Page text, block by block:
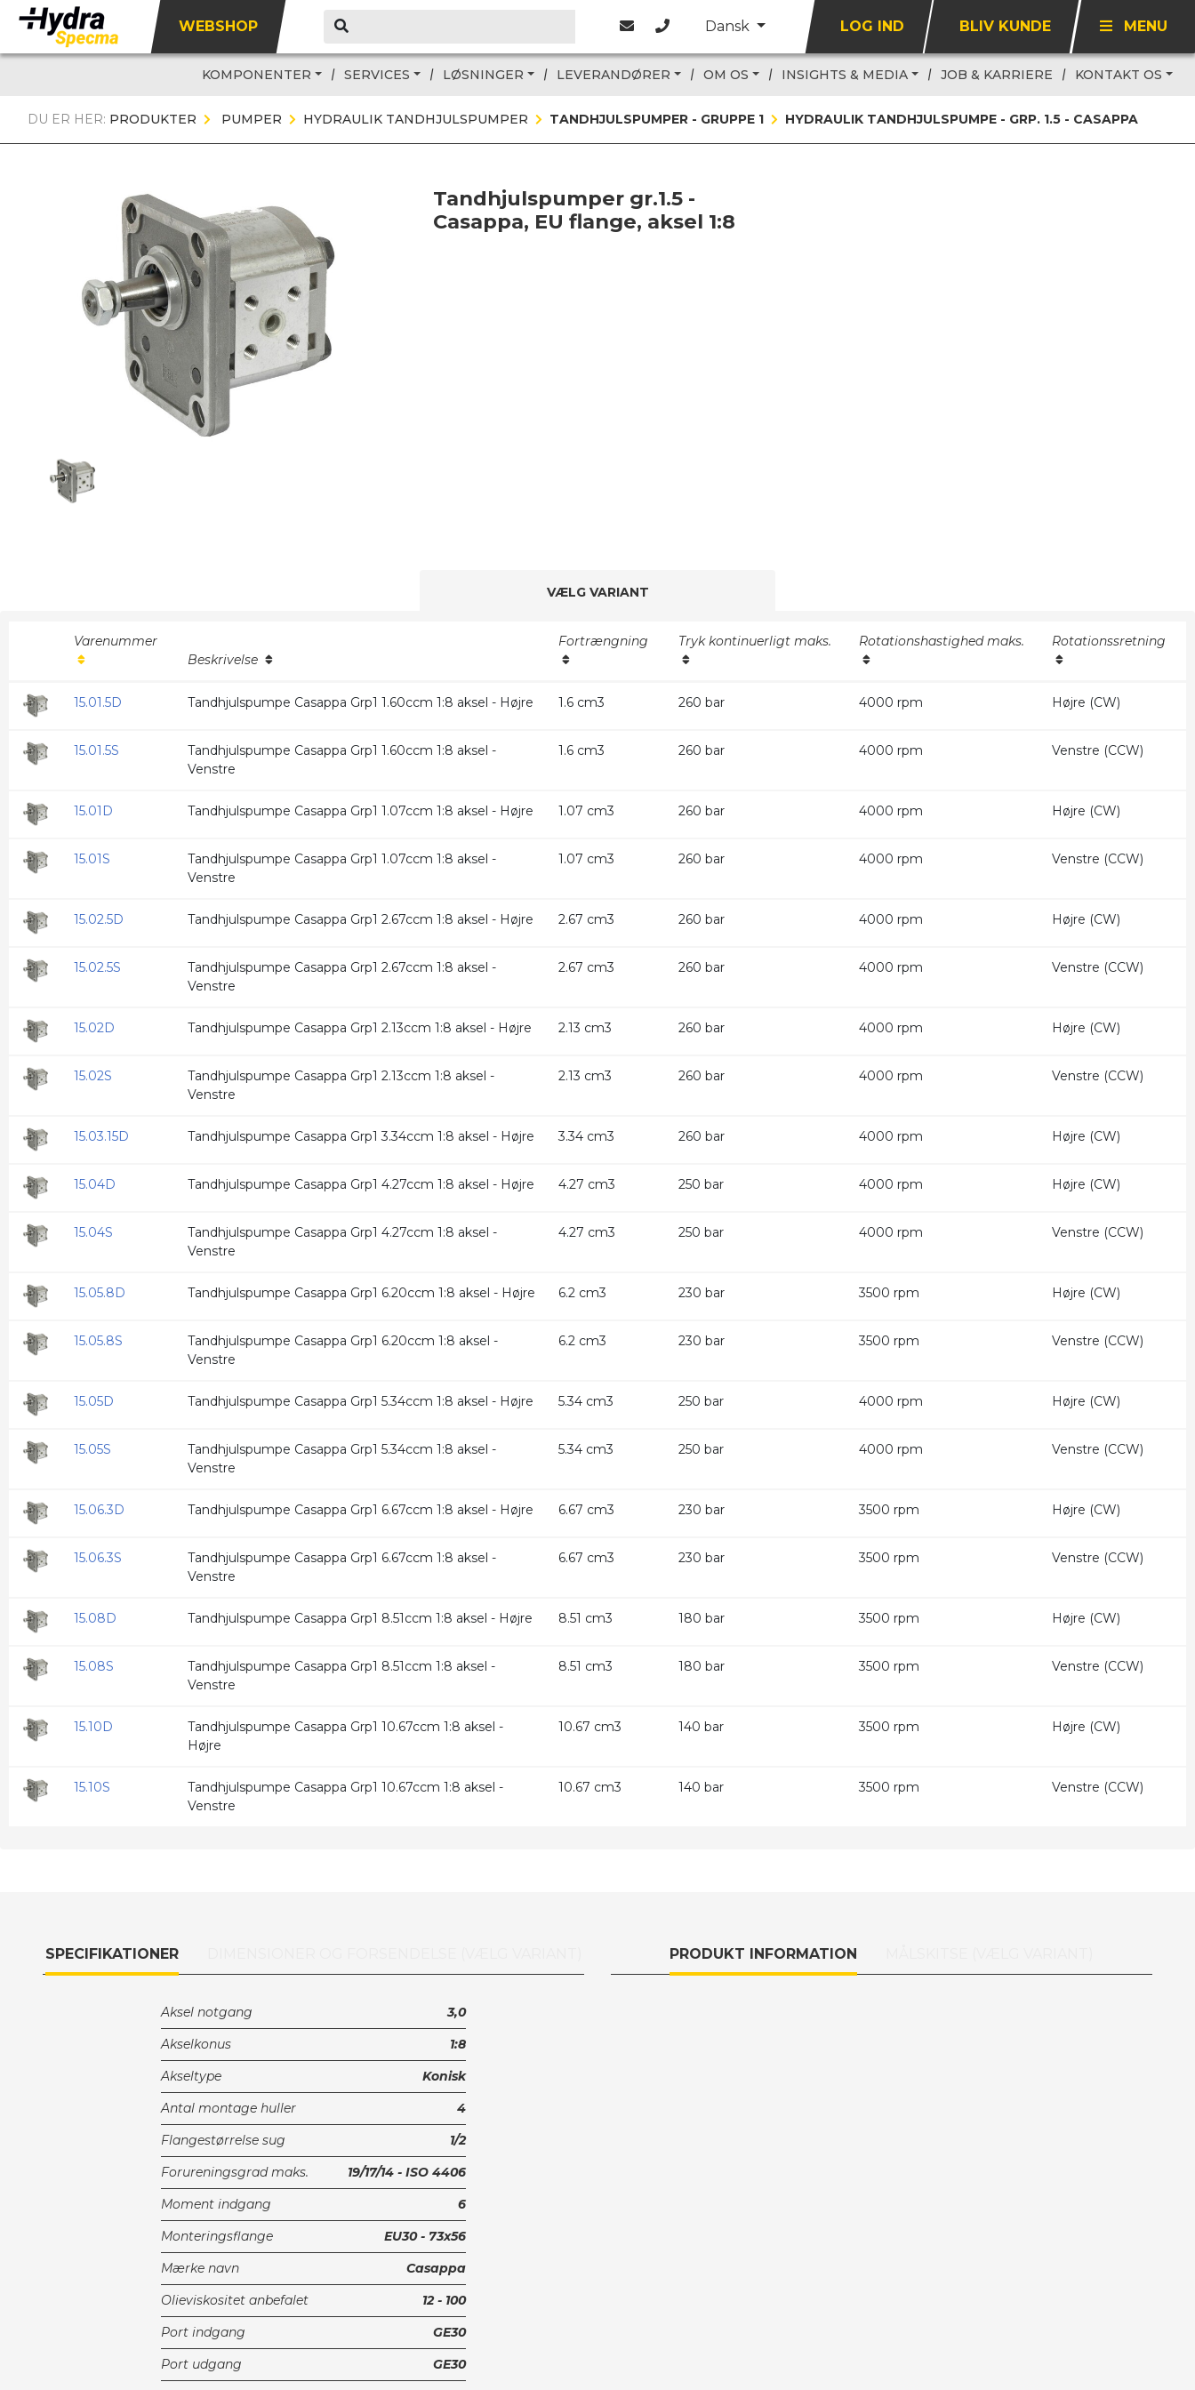
WEBSHOP Dansk LOG IND BLIV KUNDE MENU
KOMPONENTER SERVICES LØSNINGER LEVERANDØRER OM OS INSIGHTS & MEDIA JOB & KARRIERE KONTAKT OS
DU ER HER: PRODUKTER PUMPER HYDRAULIK TANDHJULSPUMPER TANDHJULSPUMPER - GRUPPE 1 HYDRAULIK TANDHJULSPUMPE - GRP. 1.5 - CASAPPA
Tandhjulspumper gr.1.5 -
Casappa, EU flange, aksel 1:8
VÆLG VARIANT
Varenummer
Beskrivelse
Fortrængning Tryk kontinuerligt maks. Rotationshastighed maks. Rotationssretning
15.01.5D Tandhjulspumpe Casappa Grp1 1.60ccm 1:8 aksel - Højre 1.6 cm3 260 bar 4000 rpm Højre (CW)
15.01.5S
Tandhjulspumpe Casappa Grp1 1.60ccm 1:8 aksel -
Venstre
1.6 cm3 260 bar 4000 rpm Venstre (CCW)
15.01D Tandhjulspumpe Casappa Grp1 1.07ccm 1:8 aksel - Højre 1.07 cm3 260 bar 4000 rpm Højre (CW)
15.01S
Tandhjulspumpe Casappa Grp1 1.07ccm 1:8 aksel -
Venstre
1.07 cm3 260 bar 4000 rpm Venstre (CCW)
15.02.5D Tandhjulspumpe Casappa Grp1 2.67ccm 1:8 aksel - Højre 2.67 cm3 260 bar 4000 rpm Højre (CW)
15.02.5S
Tandhjulspumpe Casappa Grp1 2.67ccm 1:8 aksel -
Venstre
2.67 cm3 260 bar 4000 rpm Venstre (CCW)
15.02D Tandhjulspumpe Casappa Grp1 2.13ccm 1:8 aksel - Højre 2.13 cm3 260 bar 4000 rpm Højre (CW)
15.02S
Tandhjulspumpe Casappa Grp1 2.13ccm 1:8 aksel -
Venstre
2.13 cm3 260 bar 4000 rpm Venstre (CCW)
15.03.15D Tandhjulspumpe Casappa Grp1 3.34ccm 1:8 aksel - Højre 3.34 cm3 260 bar 4000 rpm Højre (CW)
15.04D Tandhjulspumpe Casappa Grp1 4.27ccm 1:8 aksel - Højre 4.27 cm3 250 bar 4000 rpm Højre (CW)
15.04S
Tandhjulspumpe Casappa Grp1 4.27ccm 1:8 aksel -
Venstre
4.27 cm3 250 bar 4000 rpm Venstre (CCW)
15.05.8D Tandhjulspumpe Casappa Grp1 6.20ccm 1:8 aksel - Højre 6.2 cm3 230 bar 3500 rpm Højre (CW)
15.05.8S
Tandhjulspumpe Casappa Grp1 6.20ccm 1:8 aksel -
Venstre
6.2 cm3 230 bar 3500 rpm Venstre (CCW)
15.05D Tandhjulspumpe Casappa Grp1 5.34ccm 1:8 aksel - Højre 5.34 cm3 250 bar 4000 rpm Højre (CW)
15.05S
Tandhjulspumpe Casappa Grp1 5.34ccm 1:8 aksel -
Venstre
5.34 cm3 250 bar 4000 rpm Venstre (CCW)
15.06.3D Tandhjulspumpe Casappa Grp1 6.67ccm 1:8 aksel - Højre 6.67 cm3 230 bar 3500 rpm Højre (CW)
15.06.3S
Tandhjulspumpe Casappa Grp1 6.67ccm 1:8 aksel -
Venstre
6.67 cm3 230 bar 3500 rpm Venstre (CCW)
15.08D Tandhjulspumpe Casappa Grp1 8.51ccm 1:8 aksel - Højre 8.51 cm3 180 bar 3500 rpm Højre (CW)
15.08S
Tandhjulspumpe Casappa Grp1 8.51ccm 1:8 aksel -
Venstre
8.51 cm3 180 bar 3500 rpm Venstre (CCW)
15.10D
Tandhjulspumpe Casappa Grp1 10.67ccm 1:8 aksel -
Højre
10.67 cm3 140 bar 3500 rpm Højre (CW)
15.10S
Tandhjulspumpe Casappa Grp1 10.67ccm 1:8 aksel -
Venstre
10.67 cm3 140 bar 3500 rpm Venstre (CCW)
SPECIFIKATIONER
Aksel notgang
3,0
Akselkonus
1:8
Akseltype
Konisk
Antal montage huller
4
Flangestørrelse sug
1/2
Forureningsgrad maks.
19/17/14 - ISO 4406
Moment indgang
6
Monteringsflange
EU30 - 73x56
Mærke navn
Casappa
Olieviskositet anbefalet
12 - 100
Port indgang
GE30
Port udgang
GE30
PRODUKT INFORMATION